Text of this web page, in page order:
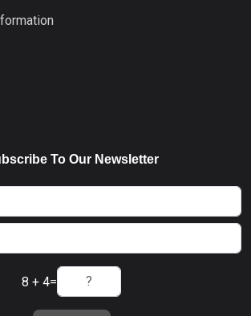
To Our Newsletter
8 + 4=